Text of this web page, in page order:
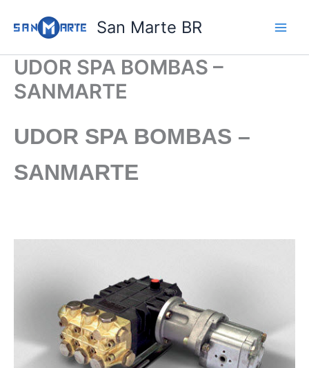
para
conteúdo
San Marte BR
UDOR SPA BOMBAS –
SANMARTE
UDOR SPA BOMBAS –
SANMARTE